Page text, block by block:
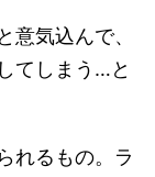
意気込んで、
てしまう…と
れるもの。ラ